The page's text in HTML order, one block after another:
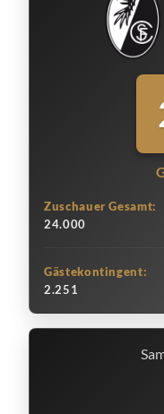
Zuschauer Gesamt:
24.000
Gästekontingent:
2.251